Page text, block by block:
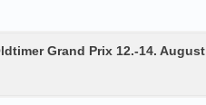
Grand Prix 12.-14. August